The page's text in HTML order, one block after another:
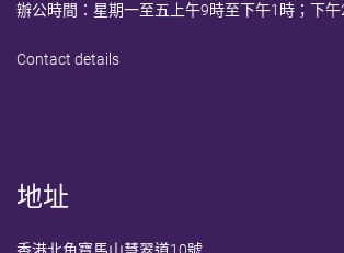
辦公時間：星期一至五上午9時至下午1時；下
Contact details
地址